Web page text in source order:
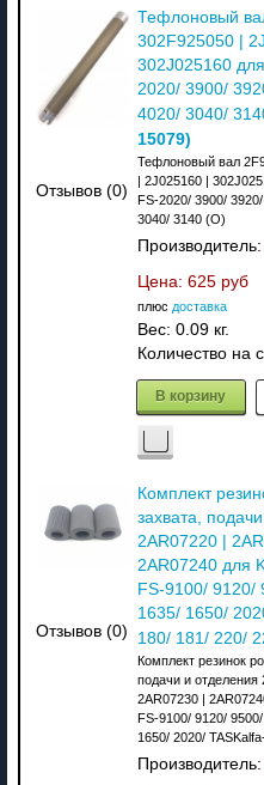
Отзывов (0)
Тефлоновый
302F925050 |
302J025160
2020/ 3900/
4020/ 3040/
15079)
Тефлоновый вал
| 2J025160 |
FS-2020/ 3900/
3040/ 3140 (О)
Производитель:
Цена: 625 руб
плюс доставка
Вес: 0.09 кг.
Количество на
В корзину
Отзывов (0)
Комплект
захвата,
2AR07220 |
2AR07240 для
FS-9100/ 9120/
1635/ 1650/
180/ 181/ 220/
Комплект резинок
подачи и отделения
2AR07230 |
FS-9100/ 9120/
1650/ 2020/
Производитель: